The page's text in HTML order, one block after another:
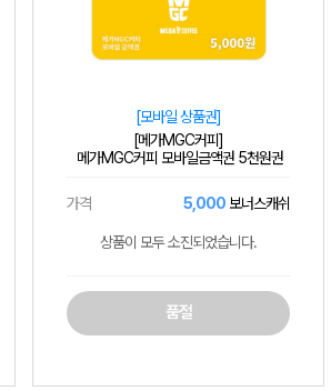
[모바일 상품권]
[메가MGC커피]
메가MGC커피 모바일금액권 5천원권
가격 5,000 보너스캐쉬
상품이 모두 소진되었습니다.
품절